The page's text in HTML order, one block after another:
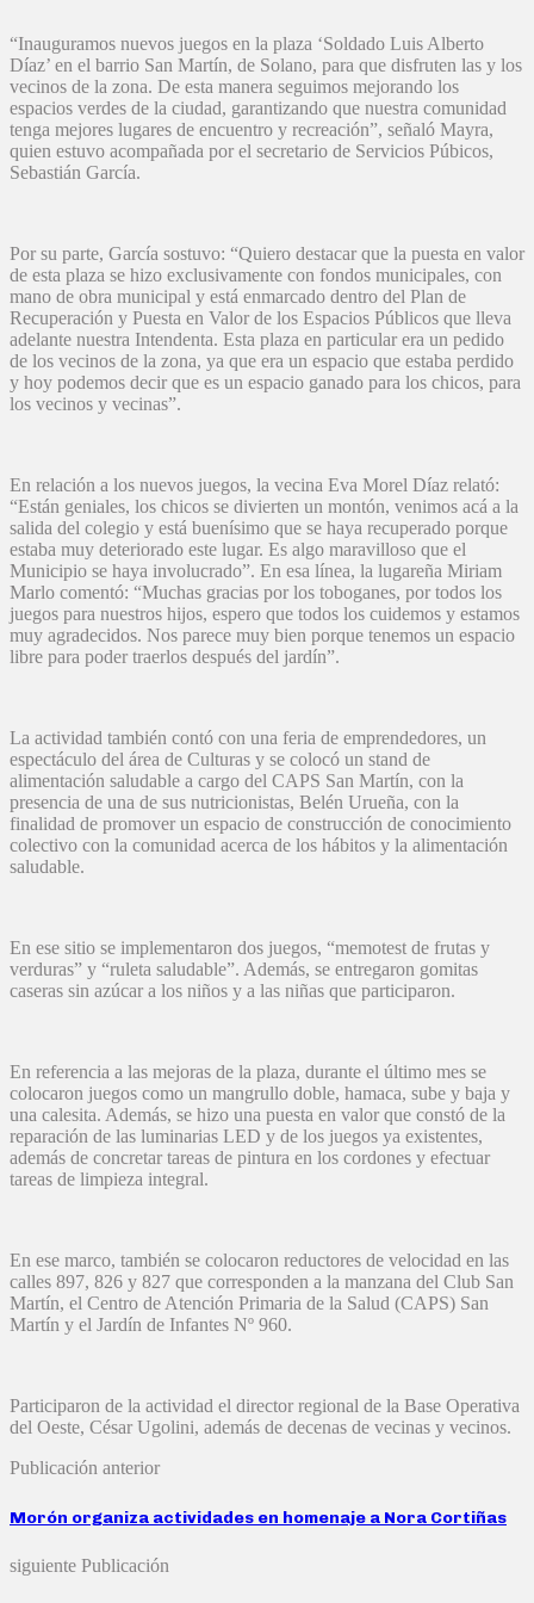
“Inauguramos nuevos juegos en la plaza ‘Soldado Luis Alberto
Díaz’ en el barrio San Martín, de Solano, para que disfruten las y los
vecinos de la zona. De esta manera seguimos mejorando los
espacios verdes de la ciudad, garantizando que nuestra comunidad
tenga mejores lugares de encuentro y recreación”, señaló Mayra,
quien estuvo acompañada por el secretario de Servicios Púbicos,
Sebastián García.
Por su parte, García sostuvo: “Quiero destacar que la puesta en valor
de esta plaza se hizo exclusivamente con fondos municipales, con
mano de obra municipal y está enmarcado dentro del Plan de
Recuperación y Puesta en Valor de los Espacios Públicos que lleva
adelante nuestra Intendenta. Esta plaza en particular era un pedido
de los vecinos de la zona, ya que era un espacio que estaba perdido
y hoy podemos decir que es un espacio ganado para los chicos, para
los vecinos y vecinas”.
En relación a los nuevos juegos, la vecina Eva Morel Díaz relató:
“Están geniales, los chicos se divierten un montón, venimos acá a la
salida del colegio y está buenísimo que se haya recuperado porque
estaba muy deteriorado este lugar. Es algo maravilloso que el
Municipio se haya involucrado”. En esa línea, la lugareña Miriam
Marlo comentó: “Muchas gracias por los toboganes, por todos los
juegos para nuestros hijos, espero que todos los cuidemos y estamos
muy agradecidos. Nos parece muy bien porque tenemos un espacio
libre para poder traerlos después del jardín”.
La actividad también contó con una feria de emprendedores, un
espectáculo del área de Culturas y se colocó un stand de
alimentación saludable a cargo del CAPS San Martín, con la
presencia de una de sus nutricionistas, Belén Urueña, con la
finalidad de promover un espacio de construcción de conocimiento
colectivo con la comunidad acerca de los hábitos y la alimentación
saludable.
En ese sitio se implementaron dos juegos, “memotest de frutas y
verduras” y “ruleta saludable”. Además, se entregaron gomitas
caseras sin azúcar a los niños y a las niñas que participaron.
En referencia a las mejoras de la plaza, durante el último mes se
colocaron juegos como un mangrullo doble, hamaca, sube y baja y
una calesita. Además, se hizo una puesta en valor que constó de la
reparación de las luminarias LED y de los juegos ya existentes,
además de concretar tareas de pintura en los cordones y efectuar
tareas de limpieza integral.
En ese marco, también se colocaron reductores de velocidad en las
calles 897, 826 y 827 que corresponden a la manzana del Club San
Martín, el Centro de Atención Primaria de la Salud (CAPS) San
Martín y el Jardín de Infantes Nº 960.
Participaron de la actividad el director regional de la Base Operativa
del Oeste, César Ugolini, además de decenas de vecinas y vecinos.
Publicación anterior
Morón organiza actividades en homenaje a Nora Cortiñas
siguiente Publicación